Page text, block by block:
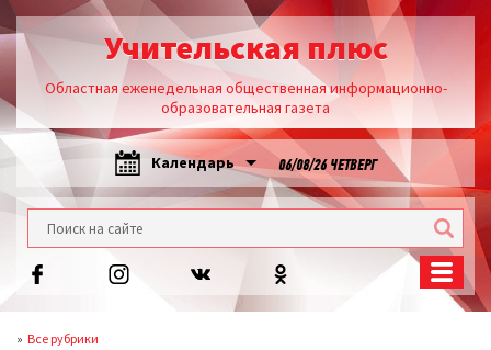
Учительская плюс
Областная еженедельная общественная информационно-
образовательная газета
Календарь 06/08/26 ЧЕТВЕРГ
Все рубрики